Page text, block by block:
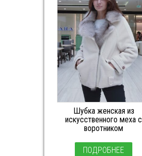
Шубка женская из
искусственного меха с
воротником
ПОДРОБНЕЕ